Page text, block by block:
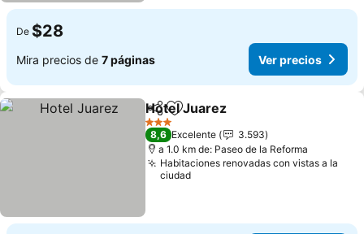
De $28
Mira precios de 7 páginas Ver precios
CompartirAgregar a favoritos
Hotel Juarez
3 Estrellas
8,6 Excelente
3.593
a 1.0 km de: Paseo de la Reforma
Habitaciones renovadas con vistas a la
ciudad